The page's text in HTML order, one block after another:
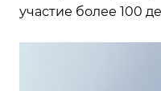
участие более 100